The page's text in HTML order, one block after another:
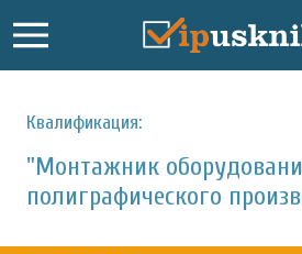
Квалификация:
"Монтажник
полиграфического